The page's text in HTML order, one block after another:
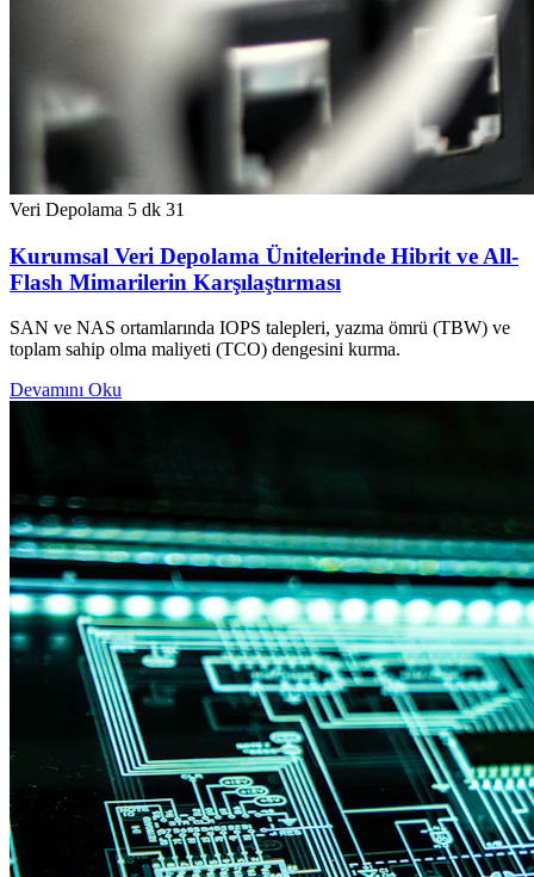
Veri Depolama 5 dk 31
Kurumsal Veri Depolama Ünitelerinde Hibrit ve All-
Flash Mimarilerin Karşılaştırması
SAN ve NAS ortamlarında IOPS talepleri, yazma ömrü (TBW) ve
toplam sahip olma maliyeti (TCO) dengesini kurma.
Devamını Oku